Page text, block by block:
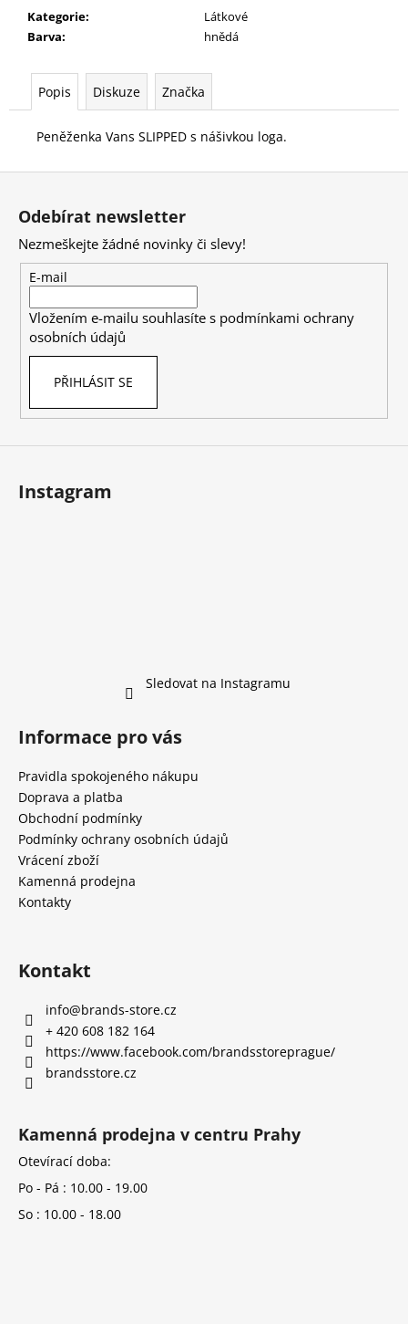
Kategorie:
Látkové
Barva: hnědá
Popis Diskuze Značka
Peněženka Vans SLIPPED s nášivkou loga.
Z
Odebírat newsletter
Nezmeškejte žádné novinky či slevy!
E-mail
Vložením e-mailu souhlasíte s podmínkami ochrany
osobních údajů
PŘIHLÁSIT SE
Instagram
Sledovat na Instagramu
Informace pro vás
Pravidla spokojeného nákupu
Doprava a platba
Obchodní podmínky
Podmínky ochrany osobních údajů
Vrácení zboží
Kamenná prodejna
Kontakty
Kontakt
info@brands-store.cz
+ 420 608 182 164
https://www.facebook.com/brandsstoreprague/
brandsstore.cz
Kamenná prodejna v centru Prahy
Otevírací doba:
Po - Pá : 10.00 - 19.00
So : 10.00 - 18.00